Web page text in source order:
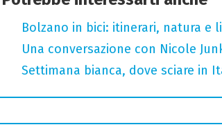
Bolzano in bici: itinerari, natura e
Una conversazione con Nicole
Settimana bianca, dove sciare in